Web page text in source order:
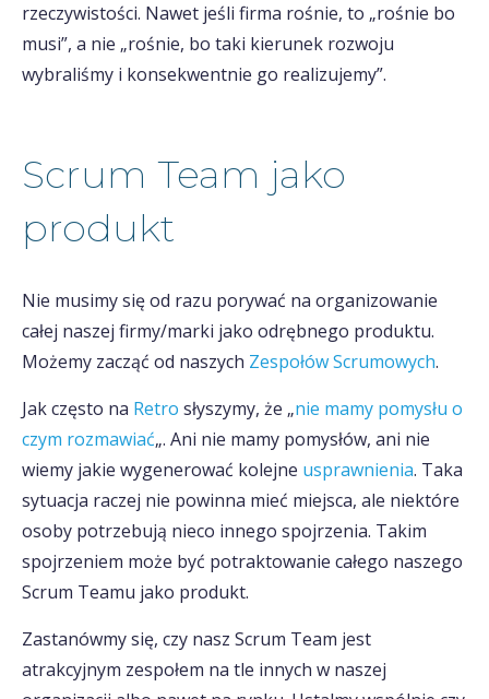
rzeczywistości. Nawet jeśli firma rośnie, to „rośnie bo
musi”, a nie „rośnie, bo taki kierunek rozwoju
wybraliśmy i konsekwentnie go realizujemy”.
Scrum Team jako
produkt
Nie musimy się od razu porywać na organizowanie
całej naszej firmy/marki jako odrębnego produktu.
Możemy zacząć od naszych Zespołów Scrumowych.
Jak często na Retro słyszymy, że „nie mamy pomysłu o
czym rozmawiać„. Ani nie mamy pomysłów, ani nie
wiemy jakie wygenerować kolejne usprawnienia. Taka
sytuacja raczej nie powinna mieć miejsca, ale niektóre
osoby potrzebują nieco innego spojrzenia. Takim
spojrzeniem może być potraktowanie całego naszego
Scrum Teamu jako produkt.
Zastanówmy się, czy nasz Scrum Team jest
atrakcyjnym zespołem na tle innych w naszej